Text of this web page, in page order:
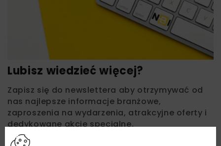
Lubisz wiedzieć więcej?
Zapisz się do newslettera aby otrzymywać od
nas najlepsze informacje branżowe,
zaproszenia na wydarzenia, atrakcyjne oferty i
dedykowane akcje specjalne.